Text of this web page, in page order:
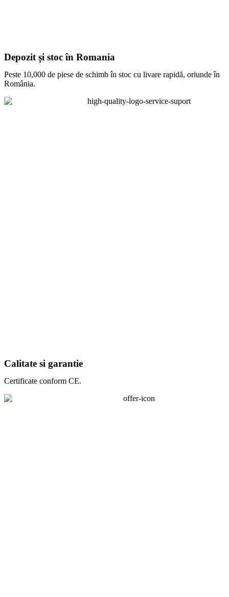
Depozit și stoc în Romania
Peste 10,000 de piese de schimb în stoc cu livare rapidă, oriunde în
România.
Calitate si garantie
Certificate conform CE.